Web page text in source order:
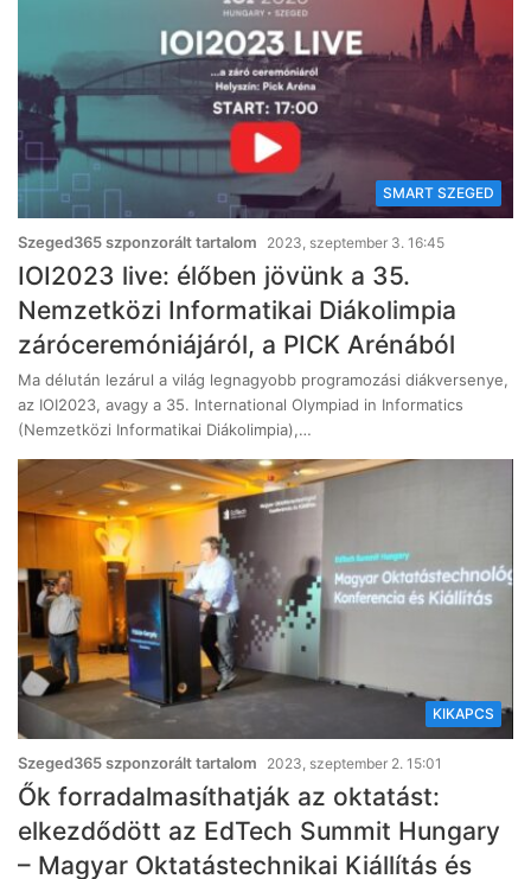
SMART SZEGED
Szeged365 szponzorált tartalom 2023, szeptember 3. 16:45
IOI2023 live: élőben jövünk a 35.
Nemzetközi Informatikai Diákolimpia
záróceremóniájáról, a PICK Arénából
Ma délután lezárul a világ legnagyobb programozási diákversenye,
az IOI2023, avagy a 35. International Olympiad in Informatics
(Nemzetközi Informatikai Diákolimpia),…
KIKAPCS
Szeged365 szponzorált tartalom 2023, szeptember 2. 15:01
Ők forradalmasíthatják az oktatást:
elkezdődött az EdTech Summit Hungary
– Magyar Oktatástechnikai Kiállítás és